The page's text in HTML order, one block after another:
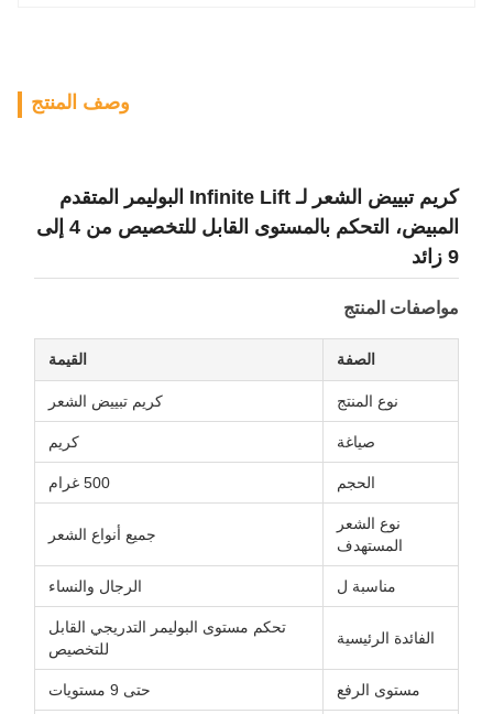
وصف المنتج
كريم تبييض الشعر لـ Infinite Lift البوليمر المتقدم
المبيض، التحكم بالمستوى القابل للتخصيص من 4 إلى
9 زائد
مواصفات المنتج
الصفة القيمة
نوع المنتج كريم تبييض الشعر
صياغة كريم
الحجم 500 غرام
نوع الشعر
المستهدف
جميع أنواع الشعر
مناسبة ل الرجال والنساء
الفائدة الرئيسية
تحكم مستوى البوليمر التدريجي القابل
للتخصيص
مستوى الرفع حتى 9 مستويات